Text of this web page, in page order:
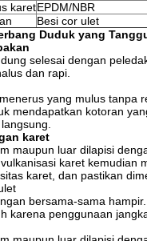
karetEPDM/NBR
Besi cor ulet
Duduk yang
selesai dengan
dan rapi.
yang mulus tanpa
mendapatkan kotoran
karet
maupun luar dilapisi
karet kemudian
karet, dan pastikan
bersama-sama
karena penggunaan